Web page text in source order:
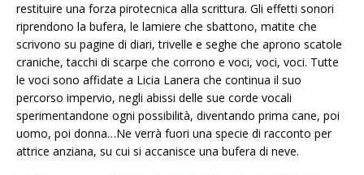
restituire una forza pirotecnica alla scrittura. Gli effetti sonori
riprendono la bufera, le lamiere che sbattono, matite che
scrivono su pagine di diari, trivelle e seghe che aprono scatole
craniche, tacchi di scarpe che corrono e voci, voci, voci. Tutte
le voci sono affidate a Licia Lanera che continua il suo
percorso impervio, negli abissi delle sue corde vocali
sperimentandone ogni possibilità, diventando prima cane, poi
uomo, poi donna…Ne verrà fuori una specie di racconto per
attrice anziana, su cui si accanisce una bufera di neve.